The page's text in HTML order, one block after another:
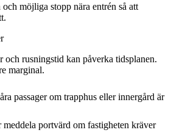
möjliga stopp nära entrén så att
och rusningstid kan påverka tidsplanen.
marginal.
passager om trapphus eller innergård är
meddela portvärd om fastigheten kräver